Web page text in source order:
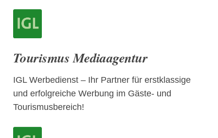
Tourismus Mediaagentur
IGL Werbedienst – Ihr Partner für erstklassige
und erfolgreiche Werbung im Gäste- und
Tourismusbereich!